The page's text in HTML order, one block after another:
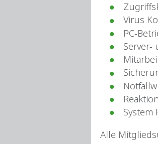
Virus
PC-
Server-
System
Alle